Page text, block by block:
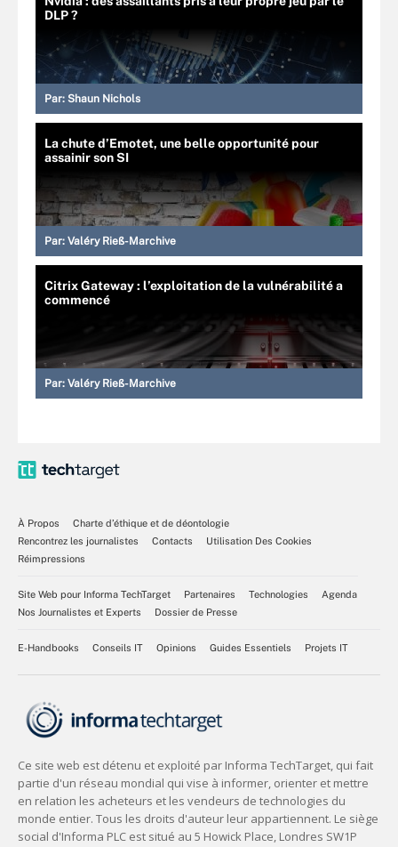
DLP ?
Par: Shaun Nichols
La chute d’Emotet, une belle opportunité pour
assainir son SI
Par: Valéry Rieß-Marchive
Citrix Gateway : l’exploitation de la vulnérabilité a
commencé
Par: Valéry Rieß-Marchive
À Propos
Charte d’éthique et de déontologie
Rencontrez les journalistes
Contacts
Utilisation Des Cookies
Réimpressions
Site Web pour Informa TechTarget Partenaires Technologies
Agenda
Nos Journalistes et Experts
Dossier de Presse
E-Handbooks Conseils IT Opinions Guides Essentiels Projets IT